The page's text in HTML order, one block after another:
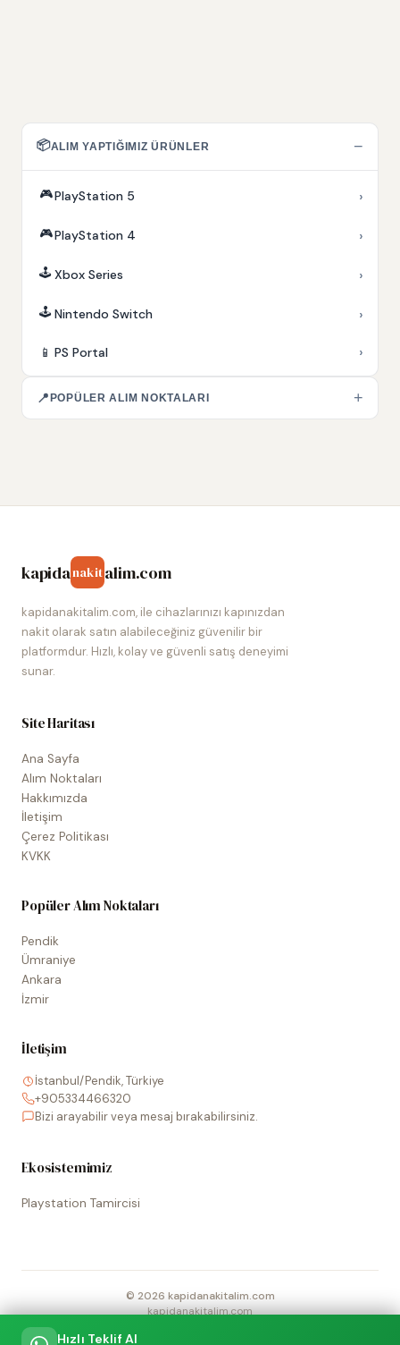
Hızlı Teklif Al
📦ALIM YAPTIĞIMIZ ÜRÜNLER −
🎮PlayStation 5 ›
🎮PlayStation 4 ›
🕹️ Xbox Series ›
🕹️ Nintendo Switch ›
📱 PS Portal ›
📍 POPÜLER ALIM NOKTALARI +
kapidanakitalim.com
kapidanakitalim.com, ile cihazlarınızı kapınızdan
nakit olarak satın alabileceğiniz güvenilir bir
platformdur. Hızlı, kolay ve güvenli satış deneyimi
sunar.
Site Haritası
Ana Sayfa
Alım Noktaları
Hakkımızda
İletişim
Çerez Politikası
KVKK
Popüler Alım Noktaları
Pendik
Ümraniye
Ankara
İzmir
İletişim
İstanbul/Pendik, Türkiye
+905334466320
Bizi arayabilir veya mesaj bırakabilirsiniz.
Ekosistemimiz
Playstation Tamircisi
© 2026 kapidanakitalim.com
kapidanakitalim.com
Sitede kullanılan tüm marka, logo ve görseller ilgili hak sahiplerine